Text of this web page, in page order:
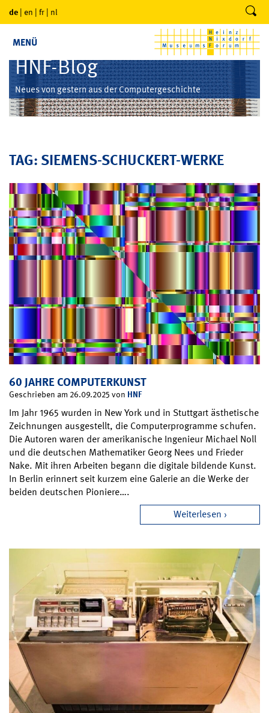
de | en | fr | nl
MENÜ
HNF-Blog
Neues von gestern aus der Computergeschichte
TAG: SIEMENS-SCHUCKERT-WERKE
60 JAHRE COMPUTERKUNST
Geschrieben am 26.09.2025 von HNF
Im Jahr 1965 wurden in New York und in Stuttgart ästhetische
Zeichnungen ausgestellt, die Computerprogramme schufen.
Die Autoren waren der amerikanische Ingenieur Michael Noll
und die deutschen Mathematiker Georg Nees und Frieder
Nake. Mit ihren Arbeiten begann die digitale bildende Kunst.
In Berlin erinnert seit kurzem eine Galerie an die Werke der
beiden deutschen Pioniere….
Weiterlesen